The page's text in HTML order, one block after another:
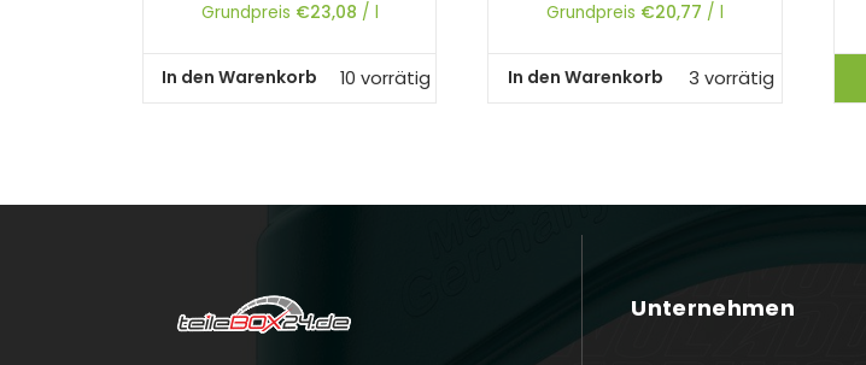
Grundpreis €23,08 / l
In den Warenkorb 10 vorrätig
Grundpreis €20,77 /l
In den Warenkorb 3 vorrätig
Unternehmen